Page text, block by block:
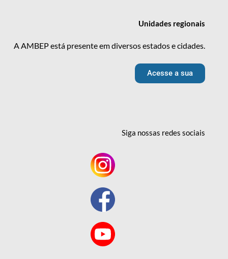
Unidades regionais
A AMBEP está presente em diversos estados e cidades.
Acesse a sua
Siga nossas redessociais